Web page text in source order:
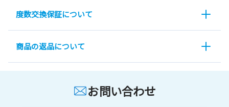
度数交換保証について
商品の返品について
お問い合わせ